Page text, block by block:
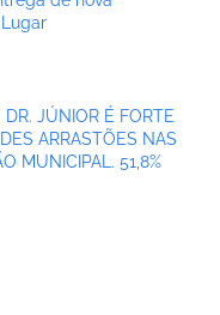
JÚNIOR É FORTE
ARRASTÕES NAS
MUNICIPAL. 51,8%